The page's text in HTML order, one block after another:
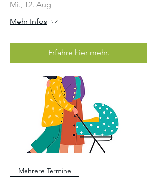
Mi., 12. Aug.
Mehr Infos
Erfahre hier mehr.
Mehrere Termine